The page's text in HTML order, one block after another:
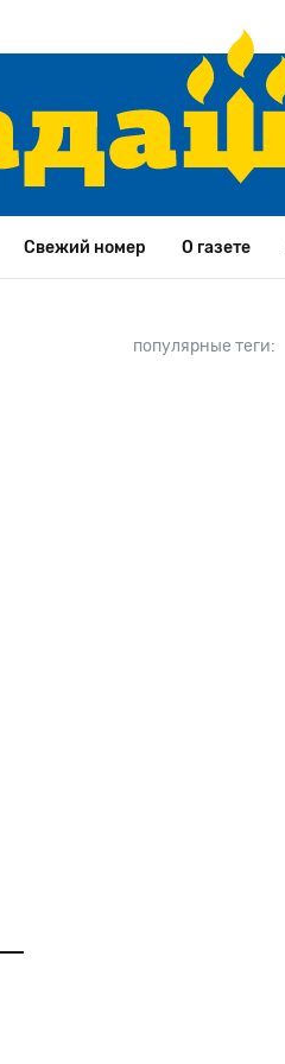
Свежий номер О газете
популярные теги: